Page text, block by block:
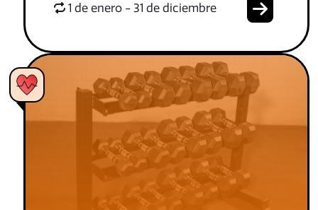
1 de enero - 31 de diciembre